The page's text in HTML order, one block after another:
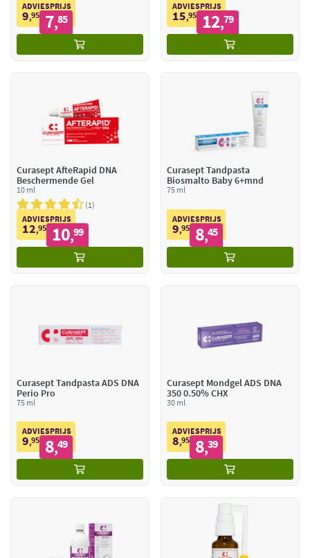
ADVIESPRIJS
9,95 7,85
ADVIESPRIJS
15,95 12,79
Curasept AfteRapid DNA
Beschermende Gel
10 ml
1
ADVIESPRIJS
12,95 10,99
Curasept Tandpasta
Biosmalto Baby 6+mnd
75 ml
ADVIESPRIJS
9,95 8,45
Curasept Tandpasta ADS DNA
Perio Pro
75 ml
ADVIESPRIJS
9,95 8,49
Curasept Mondgel ADS DNA
350 0.50% CHX
30 ml
ADVIESPRIJS
8,95 8,39